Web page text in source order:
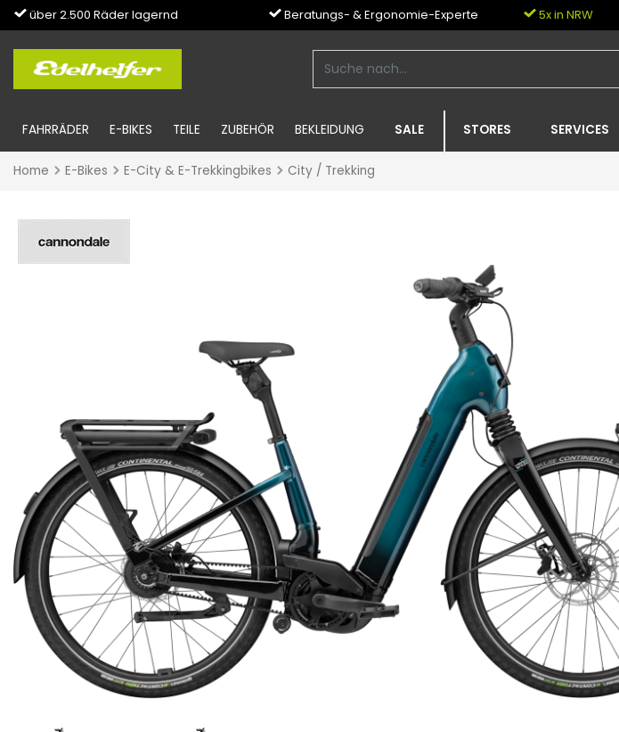
über 2.500 Räder lagernd Beratungs- & Ergonomie-Experte 5x in NRW
FAHRRÄDER E-BIKES TEILE ZUBEHÖR BEKLEIDUNG SALE STORES SERVICES
Home E-Bikes E-City & E-Trekkingbikes City / Trekking